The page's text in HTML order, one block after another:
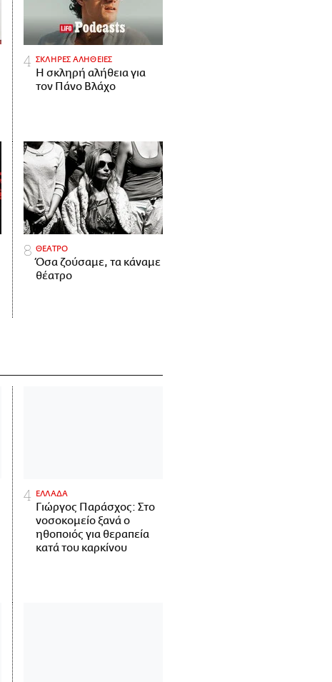
ΣΚΛΗΡΕΣ ΑΛΗΘΕΙΕΣ
H σκληρή αλήθεια για
τον Πάνο Βλάχο
ΘΕΑΤΡΟ
Όσα ζούσαμε, τα κάναμε
θέατρο
ΕΛΛΑΔΑ
Γιώργος Παράσχος: Στο
νοσοκομείο ξανά ο
ηθοποιός για θεραπεία
κατά του καρκίνου